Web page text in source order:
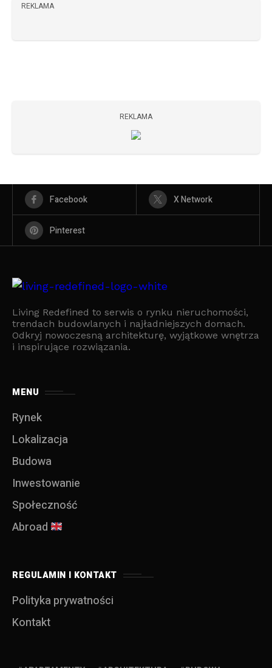
REKLAMA
REKLAMA
Facebook X Network
Pinterest
Living Redefined to serwis o rynku nieruchomości,
trendach budowlanych i najładniejszych domach.
Odkryj nowoczesną architekturę, wyjątkowe wnętrza
i inspirujące rozwiązania.
MENU
Rynek
Lokalizacja
Budowa
Inwestowanie
Społeczność
Abroad
REGULAMIN I KONTAKT
Polityka prywatności
Kontakt